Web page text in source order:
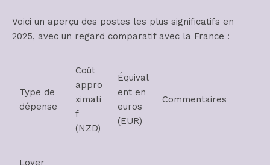
Voici un aperçu des postes les plus significatifs en
2025, avec un regard comparatif avec la France :
Type de
dépense
Coût
appro
ximati
f
(NZD)
Équival
ent en
euros
(EUR)
Commentaires
Loyer